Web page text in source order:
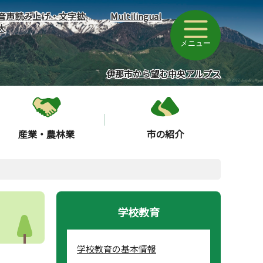
声読み上げ・文字拡
Multilingual
メニュー
伊那市から望む中央アルプス
産業・農林業 市の紹介
学校教育
学校教育の基本情報